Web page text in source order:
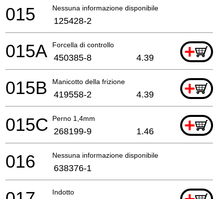
Nessuna informazione disponibile, non ordinabile
015 125428-2
Forcella di controllo +
015A 450385-8 4.39
Manicotto della frizione +
015B 419558-2 4.39
Perno 1,4mm +
015C 268199-9 1.46
Nessuna informazione disponibile, non ordinabile
016 638376-1
Indotto